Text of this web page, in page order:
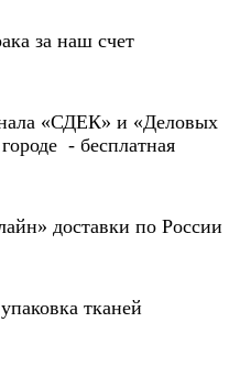
за наш счет
«СДЕК» и «Деловых
- бесплатная
доставки по России
тканей